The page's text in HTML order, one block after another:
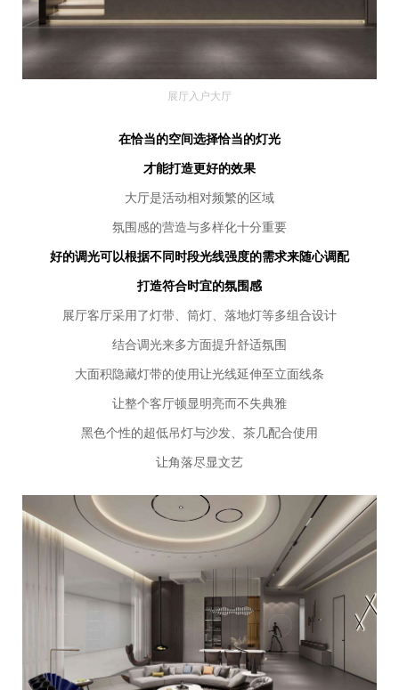
展厅入户大厅
在恰当的空间选择恰当的灯光
才能打造更好的效果
大厅是活动相对频繁的区域
氛围感的营造与多样化十分重要
好的调光可以根据不同时段光线强度的需求来随心调配
打造符合时宜的氛围感
展厅客厅采用了灯带、筒灯、落地灯等多组合设计
结合调光来多方面提升舒适氛围
大面积隐藏灯带的使用让光线延伸至立面线条
让整个客厅顿显明亮而不失典雅
黑色个性的超低吊灯与沙发、茶几配合使用
让角落尽显文艺